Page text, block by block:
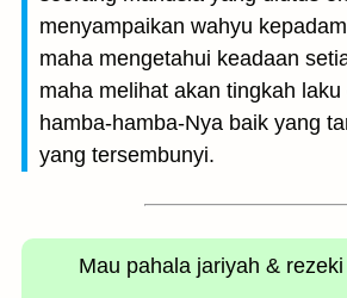
menyampaikan wahyu
maha mengetahui keadaan
maha melihat akan tingkah
hamba-hamba-Nya baik yang
yang tersembunyi.
Mau pahala jariyah &